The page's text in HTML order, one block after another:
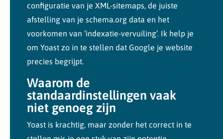
configuratie van je XML-sitemaps, de juiste
afstelling van je schema.org data en het
voorkomen van ‘indexatie-vervuiling’. Ik help je
om Yoast zo in te stellen dat Google je website
precies begrijpt.
Waarom de
standaardinstellingen vaak
niet genoeg zijn
Yoast is krachtig, maar zonder het correct in te